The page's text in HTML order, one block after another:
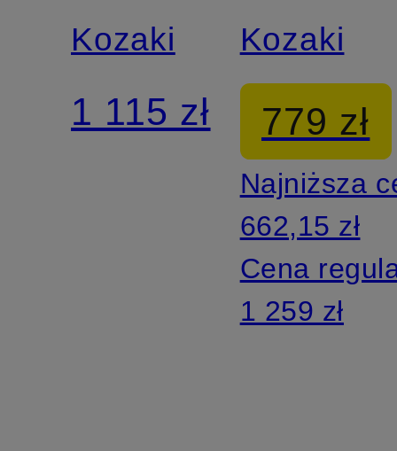
Kozaki
1 115 zł
LAUREN
Kozaki
779 zł
Najniższa
662,15 zł
Cena
1 259 zł